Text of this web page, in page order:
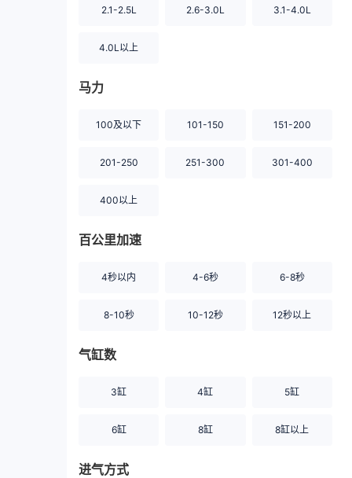
2.1-2.5L 2.6-3.0L 3.1-4.0L
4.0L以上
马力
100及以下 101-150 151-200
201-250 251-300 301-400
400以上
百公里加速
4秒以内 4-6秒 6-8秒
8-10秒 10-12秒 12秒以上
气缸数
3缸 4缸 5缸
6缸 8缸 8缸以上
进气方式